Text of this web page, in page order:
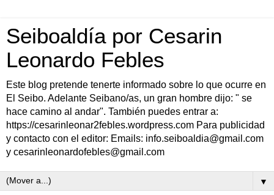
Seiboaldía por Cesarin
Leonardo Febles
Este blog pretende tenerte informado sobre lo que ocurre en
El Seibo. Adelante Seibano/as, un gran hombre dijo: " se
hace camino al andar". También puedes entrar a:
https://cesarinleonar2febles.wordpress.com Para publicidad
y contacto con el editor: Emails: info.seiboaldia@gmail.com
y cesarinleonardofebles@gmail.com
▼